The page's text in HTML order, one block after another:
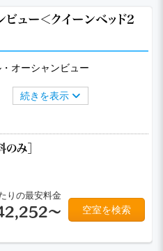
ビュー＜クイーンベッド2
オーシャンビュー
続きを表示
み］
りの最安料金
～ 空室を検索